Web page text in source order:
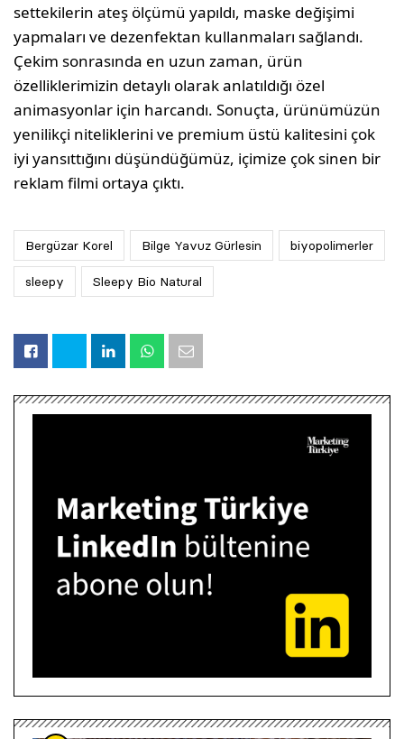
settekilerin ateş ölçümü yapıldı, maske değişimi
yapmaları ve dezenfektan kullanmaları sağlandı.
Çekim sonrasında en uzun zaman, ürün
özelliklerimizin detaylı olarak anlatıldığı özel
animasyonlar için harcandı. Sonuçta, ürünümüzün
yenilikçi niteliklerini ve premium üstü kalitesini çok
iyi yansıttığını düşündüğümüz, içimize çok sinen bir
reklam filmi ortaya çıktı.
Bergüzar Korel Bilge Yavuz Gürlesin biyopolimerler
sleepy Sleepy Bio Natural